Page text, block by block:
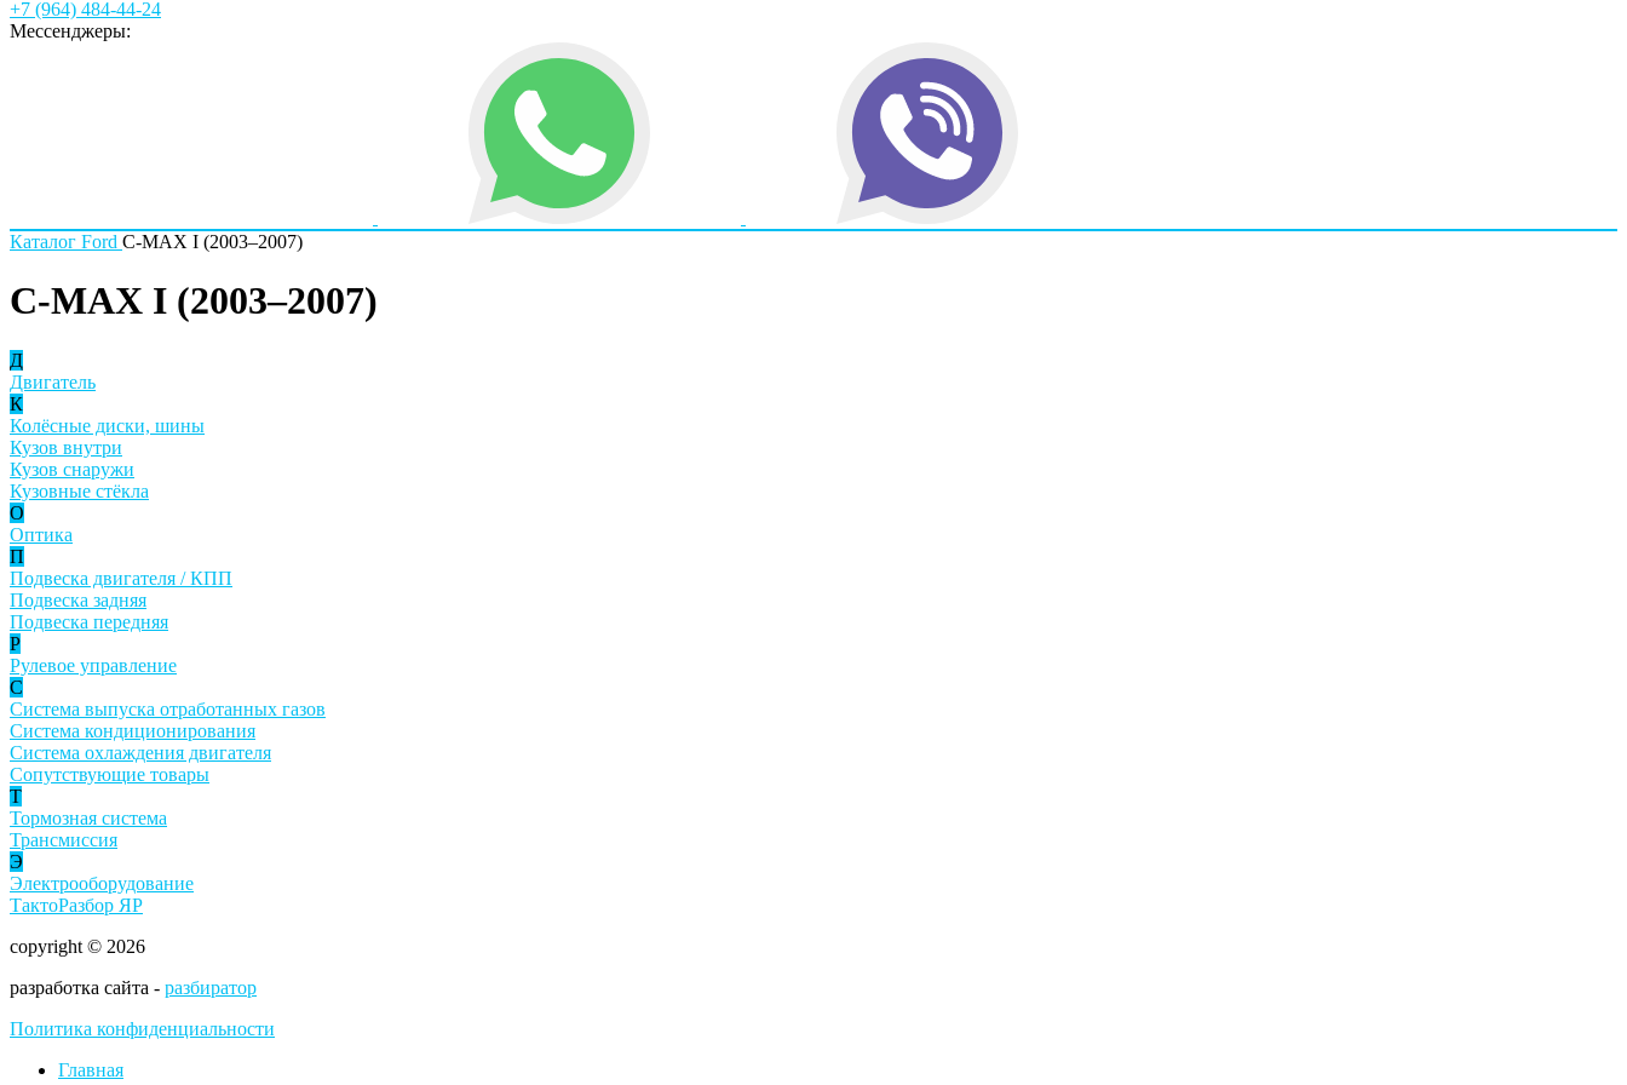
+7 (964) 484-44-24
Мессенджеры:
Каталог Ford C-MAX I (2003–2007)
C-MAX I (2003–2007)
Д
Двигатель
К
Колёсные диски, шины
Кузов внутри
Кузов снаружи
Кузовные стёкла
О
Оптика
П
Подвеска двигателя / КПП
Подвеска задняя
Подвеска передняя
Р
Рулевое управление
С
Система выпуска отработанных газов
Система кондиционирования
Система охлаждения двигателя
Сопутствующие товары
Т
Тормозная система
Трансмиссия
Э
Электрооборудование
ТактоРазбор ЯР
copyright © 2026
разработка сайта - разбиратор
Политика конфиденциальности
Главная